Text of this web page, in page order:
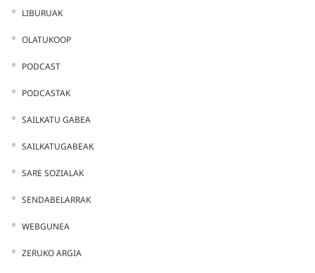
LIBURUAK
OLATUKOOP
PODCAST
PODCASTAK
SAILKATU GABEA
SAILKATUGABEAK
SARE SOZIALAK
SENDABELARRAK
WEBGUNEA
ZERUKO ARGIA